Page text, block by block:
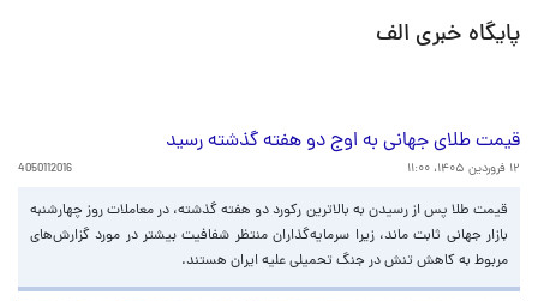
پایگاه خبری الف
قیمت طلای جهانی به اوج دو هفته گذشته رسید
۱۲ فروردین ۱۴۰۵، ۱۱:۰۰ 4050112016
قیمت طلا پس از رسیدن به بالاترین رکورد دو هفته گذشته، در معاملات روز چهارشنبه
بازار جهانی ثابت ماند، زیرا سرمایه‌گذاران منتظر شفافیت بیشتر در مورد گزارش‌های
مربوط به کاهش تنش در جنگ تحمیلی علیه ایران هستند.